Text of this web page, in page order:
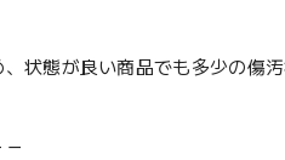
状態が良い商品でも多少の傷